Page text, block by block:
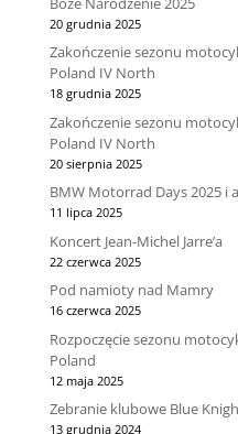
20 grudnia 2025
Zakończenie sezonu
Poland IV North
18 grudnia 2025
Zakończenie sezonu
Poland IV North
20 sierpnia 2025
BMW Motorrad Days 2025 i
11 lipca 2025
Koncert Jean-Michel Jarre’a
22 czerwca 2025
Pod namioty nad Mamry
16 czerwca 2025
Rozpoczęcie sezonu
Poland
12 maja 2025
Zebranie klubowe Blue
13 grudnia 2024